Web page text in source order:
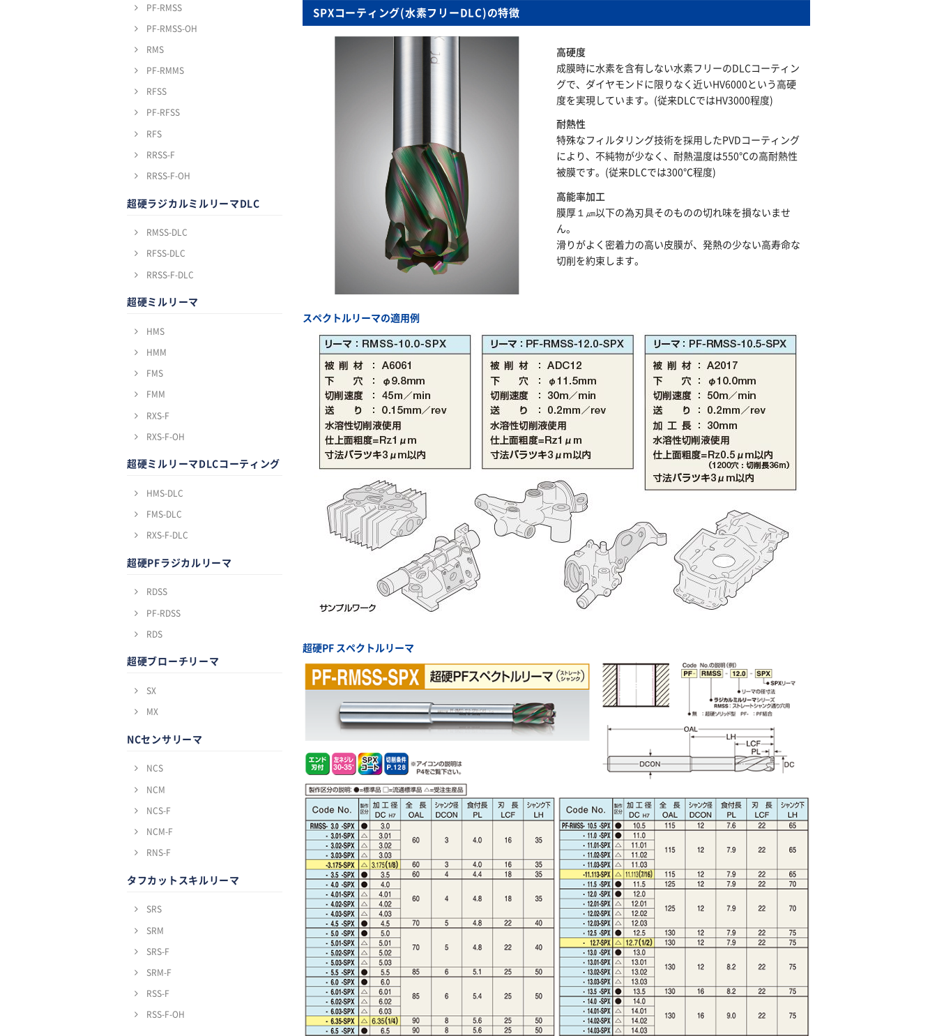
PF-RMSS
PF-RMSS-OH
RMS
PF-RMMS
RFSS
PF-RFSS
RFS
RRSS-F
RRSS-F-OH
超硬ラジカルミルリーマDLC
RMSS-DLC
RFSS-DLC
RRSS-F-DLC
超硬ミルリーマ
HMS
HMM
FMS
FMM
RXS-F
RXS-F-OH
超硬ミルリーマDLCコーティング
HMS-DLC
FMS-DLC
RXS-F-DLC
超硬PFラジカルリーマ
RDSS
PF-RDSS
RDS
超硬ブローチリーマ
SX
MX
NCセンサリーマ
NCS
NCM
NCS-F
NCM-F
RNS-F
タフカットスキルリーマ
SRS
SRM
SRS-F
SRM-F
RSS-F
RSS-F-OH
SPXコーティング(水素フリーDLC)の特徴
高硬度
成膜時に水素を含有しない水素フリーのDLCコーティン
グで、ダイヤモンドに限りなく近いHV6000という高硬
度を実現しています。(従来DLCではHV3000程度)
耐熱性
特殊なフィルタリング技術を採用したPVDコーティング
により、不純物が少なく、耐熱温度は550℃の高耐熱性
被膜です。(従来DLCでは300℃程度)
高能率加工
膜厚１㎛以下の為刃具そのものの切れ味を損ないませ
ん。
滑りがよく密着力の高い皮膜が、発熱の少ない高寿命な
切削を約束します。
スペクトルリーマの適用例
超硬PF スペクトルリーマ